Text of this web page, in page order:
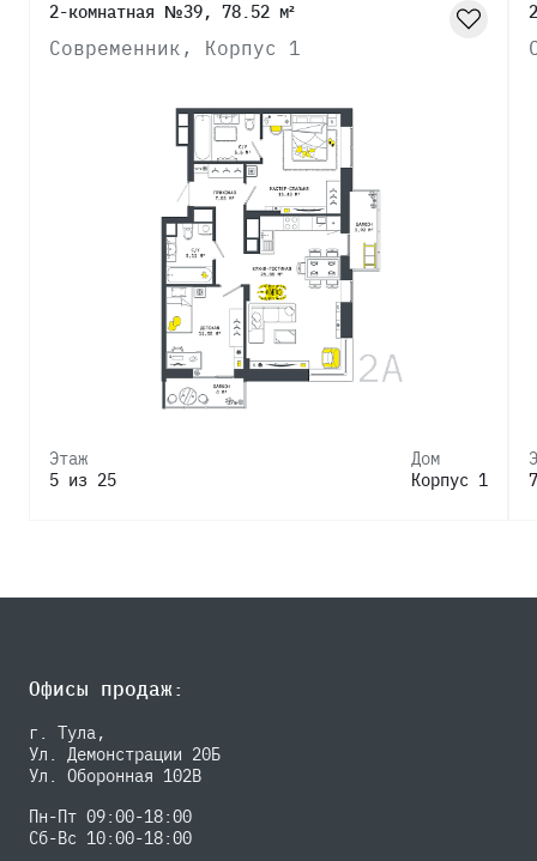
2-комнатная №39, 78.52 м²
Современник, Корпус 1
Этаж
5 из 25
Дом
Корпус 1
Офисы продаж:
г. Тула,
Ул. Демонстрации 20Б
Ул. Оборонная 102В
Пн-Пт 09:00-18:00
Сб-Вс 10:00-18:00